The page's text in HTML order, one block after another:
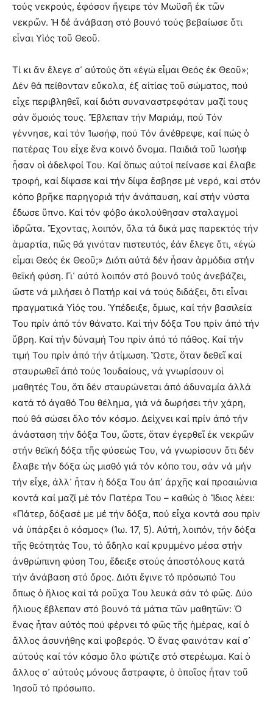
τούς νεκρούς, ἐφόσον ἤγειρε τόν Μωϋσῆ ἐκ τῶν
νεκρῶν. Ἡ δέ ἀνάβαση στό βουνό τούς βεβαίωσε ὅτι
εἶναι Υἱός τοῦ Θεοῦ.
Τί κι ἄν ἔλεγε σ᾽ αὐτούς ὅτι «ἐγώ εἶμαι Θεός ἐκ Θεοῦ»;
Δέν θά πείθονταν εὔκολα, ἐξ αἰτίας τοῦ σώματος, πού
εἶχε περιβληθεῖ, καί διότι συναναστρεφόταν μαζί τους
σάν ὅμοιός τους. Ἔβλεπαν τήν Μαριάμ, πού Τόν
γέννησε, καί τόν Ἰωσήφ, πού Τόν ἀνέθρεψε, καί πώς ὁ
πατέρας Του εἶχε ἕνα κοινό ὄνομα. Παιδιά τοῦ Ἰωσήφ
ἦσαν οἱ ἀδελφοί Του. Καί ὅπως αὐτοί πείνασε καί ἔλαβε
τροφή, καί δίψασε καί τήν δίψα ἔσβησε μέ νερό, καί στόν
κόπο βρῆκε παρηγοριά τήν ἀνάπαυση, καί στήν νύστα
ἔδωσε ὕπνο. Καί τόν φόβο ἀκολούθησαν σταλαγμοί
ἱδρῶτα. Ἔχοντας, λοιπόν, ὅλα τά δικά μας παρεκτός τήν
ἁμαρτία, πῶς θά γινόταν πιστευτός, ἐάν ἔλεγε ὅτι, «ἐγώ
εἶμαι Θεός ἐκ Θεοῦ;» Διότι αὐτά δέν ἦσαν ἁρμόδια στήν
θεϊκή φύση. Γι᾽ αὐτό λοιπόν στό βουνό τούς ἀνεβάζει,
ὥστε νά μιλήσει ὁ Πατήρ καί νά τούς διδάξει, ὅτι εἶναι
πραγματικά Υἱός του. Ὑπέδειξε, ὅμως, καί τήν βασιλεία
Του πρίν ἀπό τόν θάνατο. Καί τήν δόξα Του πρίν ἀπό τήν
ὕβρη. Καί τήν δύναμή Του πρίν ἀπό τό πάθος. Καί τήν
τιμή Του πρίν ἀπό τήν ἀτίμωση. Ὥστε, ὅταν δεθεῖ καί
σταυρωθεῖ ἀπό τούς Ἰουδαίους, νά γνωρίσουν οἱ
μαθητές Του, ὅτι δέν σταυρώνεται ἀπό ἀδυναμία ἀλλά
κατά τό ἀγαθό Του θέλημα, γιά νά δωρήσει τήν χάρη,
πού θά σώσει ὅλο τόν κόσμο. Δείχνει καί πρίν ἀπό τήν
ἀνάσταση τήν δόξα Του, ὥστε, ὅταν ἐγερθεῖ ἐκ νεκρῶν
στήν θεϊκή δόξα τῆς φύσεώς Του, νά γνωρίσουν ὅτι δέν
ἔλαβε τήν δόξα ὡς μισθό γιά τόν κόπο του, σάν νά μήν
τήν εἶχε, ἀλλ᾽ ἦταν ἡ δόξα Του ἀπ᾽ ἀρχῆς καί προαιώνια
κοντά καί μαζί μέ τόν Πατέρα Του – καθώς ὁ Ἴδιος λέει:
«Πάτερ, δόξασέ με μέ τήν δόξα, πού εἶχα κοντά σου πρίν
νά ὑπάρξει ὁ κόσμος» (Ἰω. 17, 5). Αὐτή, λοιπόν, τήν δόξα
τῆς θεότητάς Του, τό ἄδηλο καί κρυμμένο μέσα στήν
ἀνθρώπινη φύση Του, ἔδειξε στούς ἀποστόλους κατά
τήν ἀνάβαση στό ὄρος. Διότι ἔγινε τό πρόσωπό Του
ὅπως ὁ ἥλιος καί τά ροῦχα Του λευκά σάν τό φῶς. Δύο
ἥλιους ἔβλεπαν στό βουνό τά μάτια τῶν μαθητῶν: Ὁ
ἕνας ἦταν αὐτός πού φέρνει τό φῶς τῆς ἡμέρας, καί ὁ
ἄλλος ἀσυνήθης καί φοβερός. Ὁ ἕνας φαινόταν καί σ᾽
αὐτούς καί τόν κόσμο ὅλο φώτιζε στό στερέωμα. Καί ὁ
ἄλλος σ᾽ αὐτούς μόνους ἄστραφτε, ὁ ὁποῖος ἦταν τοῦ
Ἰησοῦ τό πρόσωπο.